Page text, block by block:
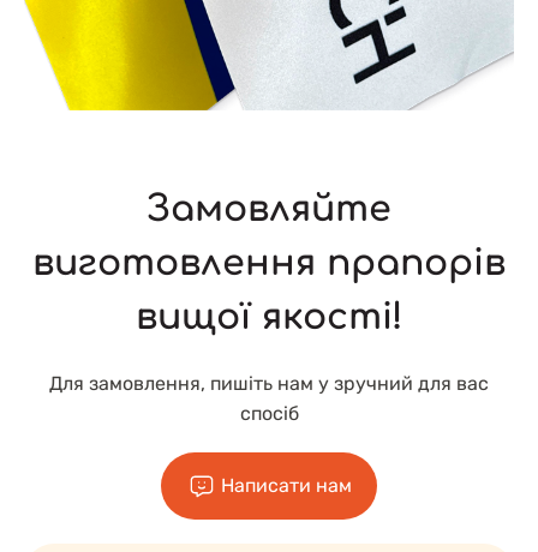
Замовляйте
виготовлення прапорів
вищої якості!
Для замовлення, пишіть нам у зручний для вас
спосіб
Написати нам